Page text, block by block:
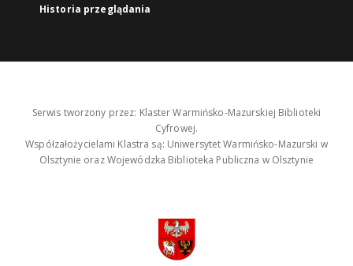
Historia przeglądania
Serwis tworzony przez: Klaster Warmińsko-Mazurskiej Biblioteki
Cyfrowej.
Współzałożycielami Klastra są: Uniwersytet Warmińsko-Mazurski w
Olsztynie oraz Wojewódzka Biblioteka Publiczna w Olsztynie